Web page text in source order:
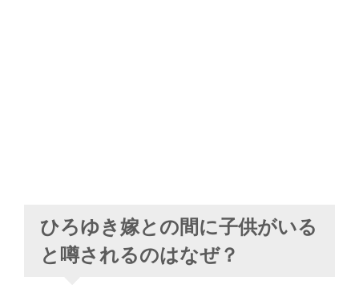
ひろゆき嫁との間に子供がいる
と噂されるのはなぜ？